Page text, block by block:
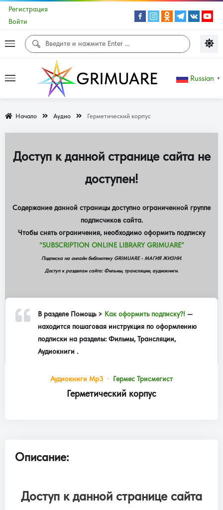
Регистрация
Войти
Russian ▼
Начало Аудио Герметический корпус
Доступ к данной странице сайта не
доступен!
Содержание данной страницы доступно ограниченной группе
подписчиков сайта.
Чтобы снять ограничения, необходимо оформить подписку
“SUBSCRIPTION ONLINE LIBRARY GRIMUARE”
Подписка на онлайн библиотеку GRIMUARE - МАГИЯ ЖИЗНИ.
Доступ к разделам сайта: Фильмы, трансляции, аудиокниги.
В разделе Помощь > Как оформить подписку?! —
находится пошаговая инструкция по оформлению
подписки на разделы: Фильмы, Трансляции,
Аудиокниги .
Аудиокниги Mp3 Гермес Трисмегист
Герметический корпус
Описание:
Доступ к данной странице сайта